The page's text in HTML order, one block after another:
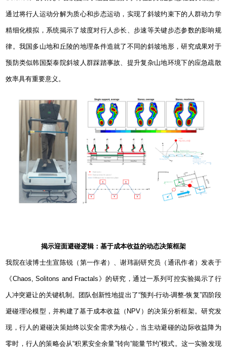
通过将行人运动分解为质心和步态运动，实现了斜坡约束下的人群动力学
精细化模拟，系统揭示了坡度对行人步长、步速等关键步态参数的影响规
律。我国多山地和丘陵的地理条件造就了不同的斜坡地形，研究成果对于
预防类似韩国梨泰院斜坡人群踩踏事故、提升复杂山地环境下的应急疏散
效率具有重要意义。
揭示迎面避碰逻辑：基于成本收益的动态决策框架
我院在读博士生宣陈锐（第一作者）、谢玮副研究员（通讯作者）发表于
《Chaos, Solitons and Fractals 》的研究，通过一系列可控实验揭示了行
人冲突避让的关键机制。团队创新性地提出了“预判 -行动-调整-恢复”四阶段
避碰理论模型，并构建了基于成本收益（ NPV ）的决策分析框架。研究发
现，行人的避碰决策始终以安全需求为核心，当主动避碰的边际收益降为
零时，行人的策略会从“积累安全余量”转向“能量节约”模式。这一实验发现